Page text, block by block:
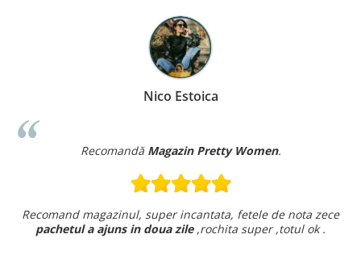
Nico Estoica
Recomandă Magazin Pretty Women.
Recomand magazinul, super incantata, fetele de nota zece
pachetul a ajuns in doua zile,rochita super ,totul ok .